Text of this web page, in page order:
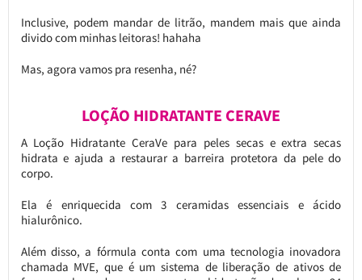
Inclusive, podem mandar de litrão, mandem mais que ainda
divido com minhas leitoras! hahaha
Mas, agora vamos pra resenha, né?
LOÇÃO HIDRATANTE CERAVE
A Loção Hidratante CeraVe para peles secas e extra secas
hidrata e ajuda a restaurar a barreira protetora da pele do
corpo.
Ela é enriquecida com 3 ceramidas essenciais e ácido
hialurônico.
Além disso, a fórmula conta com uma tecnologia inovadora
chamada MVE, que é um sistema de liberação de ativos de